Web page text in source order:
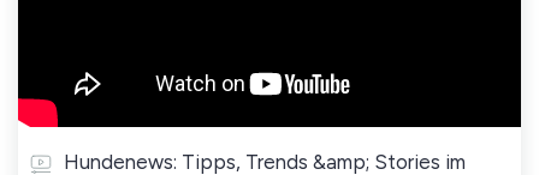
Hundenews: Tipps, Trends &amp; Stories im